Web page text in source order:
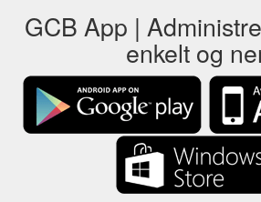
GCB App |
enkelt og